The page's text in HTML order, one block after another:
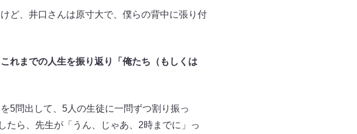
、井口さんは原寸大で、僕らの背中に張り付
れまでの人生を振り返り「俺たち（もしくは
問出して、5人の生徒に一問ずつ割り振っ
たら、先生が「うん、じゃあ、2時までに」っ